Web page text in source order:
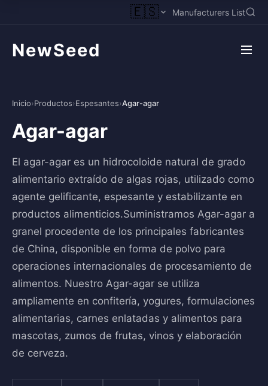
🇪🇸 Manufacturers List
NewSeed
Inicio›Productos›Espesantes›Agar-agar
Agar-agar
El agar-agar es un hidrocoloide natural de grado
alimentario extraído de algas rojas, utilizado como
agente gelificante, espesante y estabilizante en
productos alimenticios.Suministramos Agar-agar a
granel procedente de los principales fabricantes
de China, disponible en forma de polvo para
operaciones internacionales de procesamiento de
alimentos. Nuestro Agar-agar se utiliza
ampliamente en confitería, yogures, formulaciones
alimentarias, carnes enlatadas y alimentos para
mascotas, zumos de frutas, vinos y elaboración
de cerveza.